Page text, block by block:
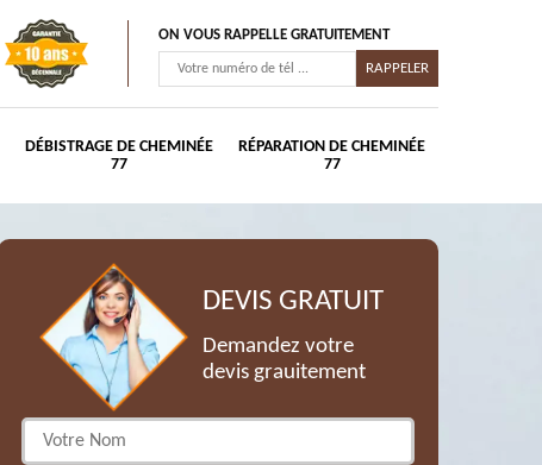
ON VOUS RAPPELLE GRATUITEMENT
DÉBISTRAGE DE CHEMINÉE
77
RÉPARATION DE CHEMINÉE
77
DEVIS GRATUIT
Demandez votre
devis grauitement